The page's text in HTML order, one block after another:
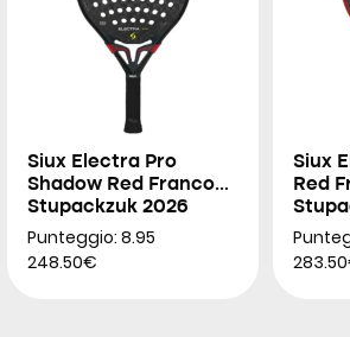
Siux Electra Pro
Shadow Red Franco
Stupackzuk 2026
Punteggio: 8.95
248.50€
Siux
Red